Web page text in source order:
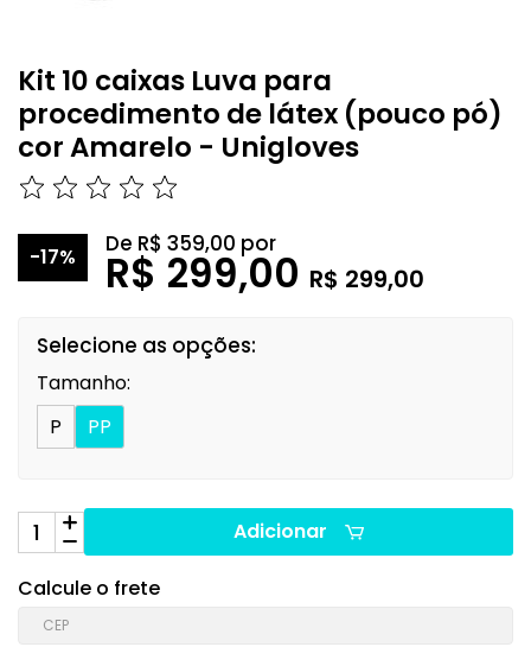
Kit 10 caixas Luva para
procedimento de látex (pouco pó)
cor Amarelo - Unigloves
-17% De R$ 359,00 por
R$ 299,00 R$ 299,00
Selecione as opções:
Tamanho:
P
PP
Adicionar
Calcule o frete